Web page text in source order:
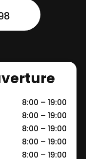
8:00 – 19:00
8:00 – 19:00
8:00 – 19:00
8:00 – 19:00
8:00 – 19:00